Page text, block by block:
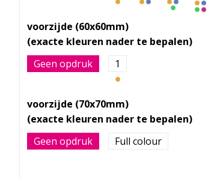
voorzijde (60x60mm)
Geen opdruk 1
voorzijde (70x70mm)
Geen opdruk Full colour